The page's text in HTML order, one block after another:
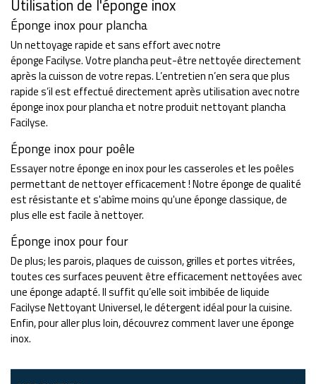
Utilisation de l'éponge inox
Éponge inoxpourplancha
Un nettoyage rapide et sans effort avec notre
épongeFacilyse.Votre plancha peut-être nettoyée directement
après la cuisson de votre repas.L’entretien n’en sera que plus
rapide s’il est effectué directement après utilisation avec notre
éponge inox pour plancha et notre produit nettoyantplancha
Facilyse.
Éponge inoxpourpoêle
Essayer notre éponge en inox pour les casseroles et les poêles
permettant de nettoyer efficacement !Notre éponge de qualité
est résistante et s'abîme moins qu'une éponge classique, de
plus elle est facile à nettoyer.
Éponge inoxpourfour
De plus; les parois, plaques de cuisson, grilles et portes vitrées,
toutes ces surfaces peuvent être efficacement nettoyées avec
une éponge adapté.Il suffit qu’elle soit imbibée de liquide
Facilyse Nettoyant Universel, le détergent idéal pour la cuisine.
Enfin, pour aller plus loin, découvrez comment laver une éponge
inox.